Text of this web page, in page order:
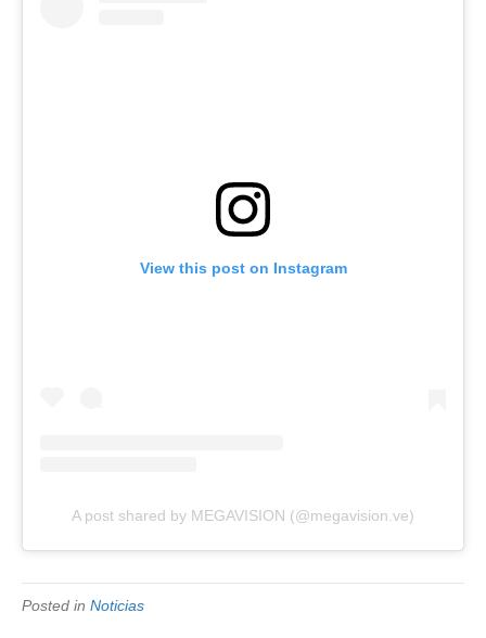
View this post on Instagram
A post shared by MEGAVISION (@megavision.ve)
Posted in Noticias